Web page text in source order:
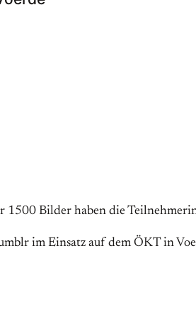
1500 Bilder haben die
im Einsatz auf dem ÖKT in